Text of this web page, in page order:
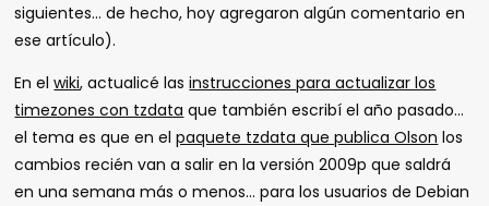
siguientes… de hecho, hoy agregaron algún comentario en
ese artículo).
En elwiki, actualicé lasinstrucciones para actualizar los
timezones con tzdata que también escribí el año pasado…
el tema es que en elpaquete tzdata que publica Olson los
cambios recién van a salir en la versión 2009p que saldrá
en una semana más o menos… para los usuarios de Debian